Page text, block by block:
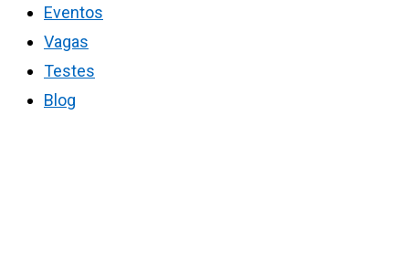
Eventos
Vagas
Testes
Blog